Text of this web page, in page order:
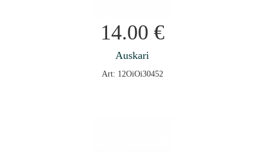
14.00 €
Auskari
Art: 12OiOi30452